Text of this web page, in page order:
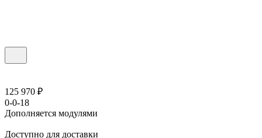
125 970 ₽
0-0-18
Дополняется модулями
Доступно для доставки